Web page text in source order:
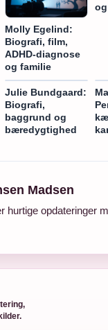
Molly Egelind:
Biografi, film,
ADHD-diagnose
og familie
Julie Bundgaard:
Biografi,
baggrund og
bæredygtighed
Madsen
hurtige opdateringer